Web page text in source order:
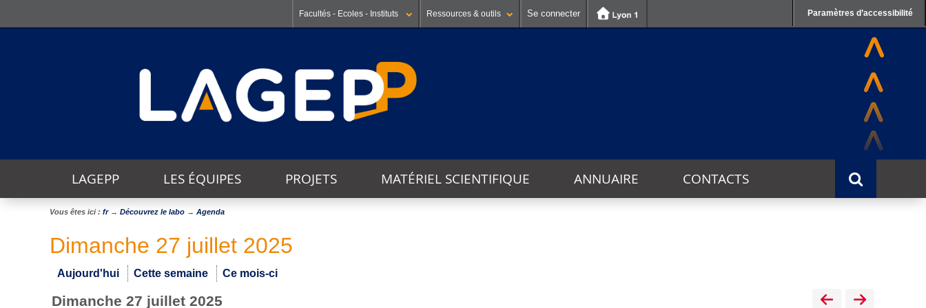
Paramètres d’accessibilité
Facultés - Ecoles - Instituts Ressources & outils Se connecter
LAGEPP LES ÉQUIPES PROJETS MATÉRIEL SCIENTIFIQUE ANNUAIRE CONTACTS
THÈMES TRANSVERSAUX
Vous êtes ici : fr→ Découvrez le labo → Agenda
Dimanche 27 juillet 2025
Aujourd'hui Cette semaine Ce mois-ci
dimanche 27 juillet 2025